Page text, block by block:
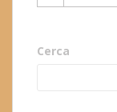
Cerca